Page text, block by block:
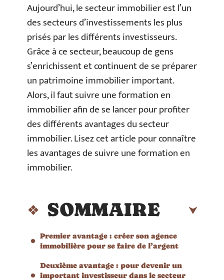
Aujourd’hui, le secteur immobilier est l’un
des secteurs d’investissements les plus
prisés par les différents investisseurs.
Grâce à ce secteur, beaucoup de gens
s’enrichissent et continuent de se préparer
un patrimoine immobilier important.
Alors, il faut suivre une formation en
immobilier afin de se lancer pour profiter
des différents avantages du secteur
immobilier. Lisez cet article pour connaître
les avantages de suivre une formation en
immobilier.
SOMMAIRE
Premier avantage : créer son agence
immobilière pour se faire de l’argent
Deuxième avantage : pour devenir un
important investisseur dans le secteur